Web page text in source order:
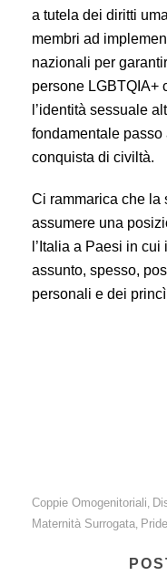
a tutela dei diritti
membri ad
nazionali per
persone LGBTQIA+
l’identità sessuale
fondamentale
conquista di civiltà.
Ci rammarica che la
assumere una
l’Italia a Paesi in
assunto, spesso,
personali e dei
Coppie Omogenitoriali,
Maternità Surrogata, Pride